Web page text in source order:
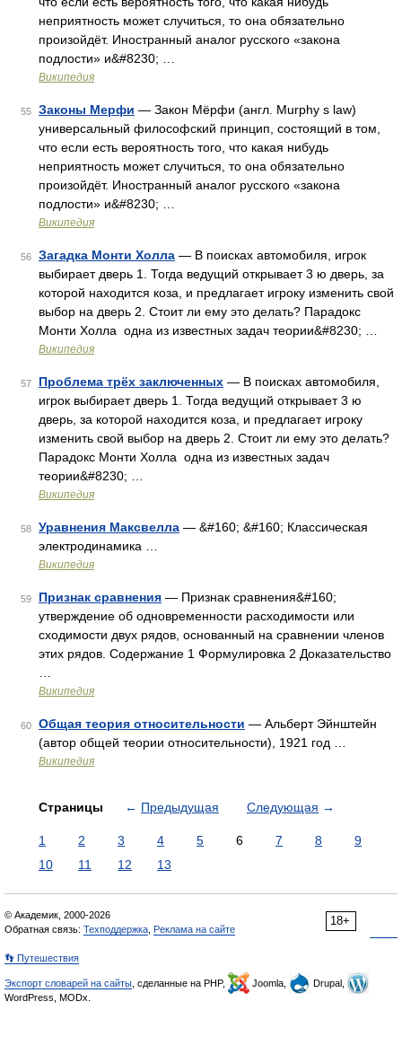
неприятность может случиться, то она обязательно
произойдёт. Иностранный аналог русского «закона
подлости» и&#8230; …
Википедия
55 Законы Мерфи — Закон Мёрфи (англ. Murphy s law)
универсальный философский принцип, состоящий в том,
что если есть вероятность того, что какая нибудь
неприятность может случиться, то она обязательно
произойдёт. Иностранный аналог русского «закона
подлости» и&#8230; …
Википедия
56 Загадка Монти Холла — В поисках автомобиля, игрок
выбирает дверь 1. Тогда ведущий открывает 3 ю дверь, за
которой находится коза, и предлагает игроку изменить свой
выбор на дверь 2. Стоит ли ему это делать? Парадокс
Монти Холла одна из известных задач теории&#8230; …
Википедия
57 Проблема трёх заключенных — В поисках автомобиля,
игрок выбирает дверь 1. Тогда ведущий открывает 3 ю
дверь, за которой находится коза, и предлагает игроку
изменить свой выбор на дверь 2. Стоит ли ему это делать?
Парадокс Монти Холла одна из известных задач
теории&#8230; …
Википедия
58 Уравнения Максвелла — &#160; &#160; Классическая
электродинамика …
Википедия
59 Признак сравнения — Признак сравнения&#160;
утверждение об одновременности расходимости или
сходимости двух рядов, основанный на сравнении членов
этих рядов. Содержание 1 Формулировка 2 Доказательство
Википедия
60 Общая теория относительности — Альберт Эйнштейн
(автор общей теории относительности), 1921 год …
Википедия
Страницы ← Предыдущая Следующая →
1 2 3 4 5 6 7 8
9
10
11 12 13
18+
© Академик, 2000-2026
Обратная связь: Техподдержка Реклама на сайте
👣 Путешествия
Экспорт словарей на сайты , сделанные на PHP, Joomla,
Drupal,
WordPress, MODx.